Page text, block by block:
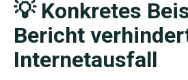
💡 Konkretes
Bericht
Internetausfall